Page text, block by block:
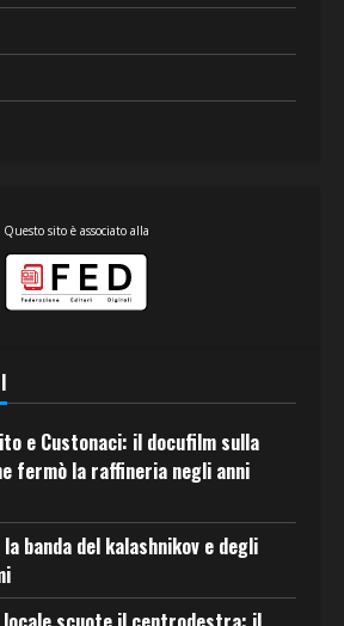
Questo sito è associato alla
e Custonaci: il docufilm sulla
fermò la raffineria negli anni
banda del kalashnikov e degli